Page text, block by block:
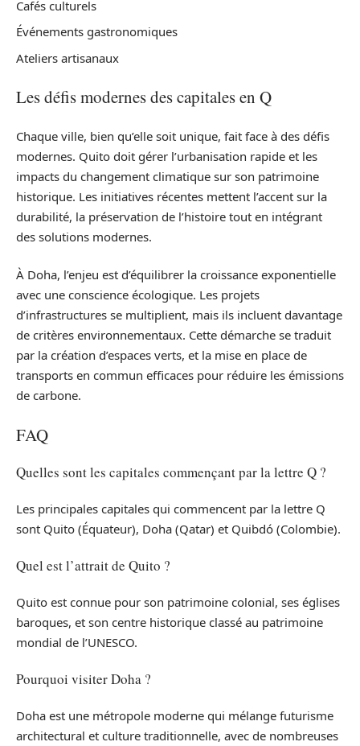
Cafés culturels
Événements gastronomiques
Ateliers artisanaux
Les défis modernes des capitales en Q
Chaque ville, bien qu’elle soit unique, fait face à des défis
modernes. Quito doit gérer l’urbanisation rapide et les
impacts du changement climatique sur son patrimoine
historique. Les initiatives récentes mettent l’accent sur la
durabilité, la préservation de l’histoire tout en intégrant
des solutions modernes.
À Doha, l’enjeu est d’équilibrer la croissance exponentielle
avec une conscience écologique. Les projets
d’infrastructures se multiplient, mais ils incluent davantage
de critères environnementaux. Cette démarche se traduit
par la création d’espaces verts, et la mise en place de
transports en commun efficaces pour réduire les émissions
de carbone.
FAQ
Quelles sont les capitales commençant par la lettre Q ?
Les principales capitales qui commencent par la lettre Q
sont Quito (Équateur), Doha (Qatar) et Quibdó (Colombie).
Quel est l’attrait de Quito ?
Quito est connue pour son patrimoine colonial, ses églises
baroques, et son centre historique classé au patrimoine
mondial de l’UNESCO.
Pourquoi visiter Doha ?
Doha est une métropole moderne qui mélange futurisme
architectural et culture traditionnelle, avec de nombreuses